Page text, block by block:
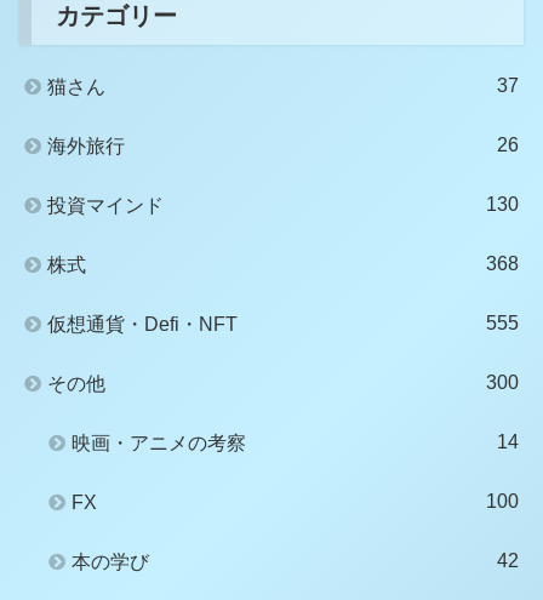
カテゴリー
猫さん 37
海外旅行 26
投資マインド 130
株式 368
仮想通貨・Defi・NFT 555
その他 300
映画・アニメの考察 14
FX 100
本の学び 42